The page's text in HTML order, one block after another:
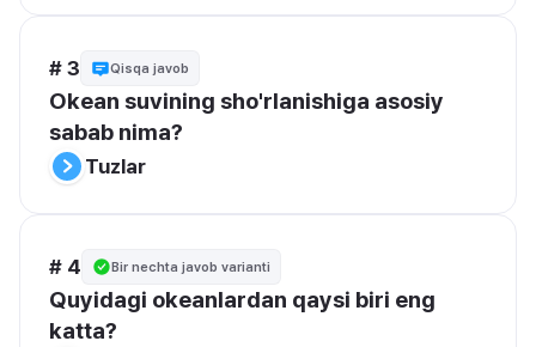
# 3 Qisqa javob
Okean suvining sho'rlanishiga asosiy
sabab nima?
Tuzlar
# 4 Bir nechta javob varianti
Quyidagi okeanlardan qaysi biri eng
katta?